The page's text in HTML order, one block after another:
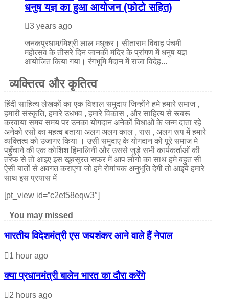
धनुष यज्ञ का हुआ आयोजन (फोटो सहित)
3 years ago
जनकपुरधाम/मिश्री लाल मधुकर। सीताराम विवाह पंचमी
महोत्सव के तीसरे दिन जानकी मंदिर के प्रांगण में धनुष यज्ञ
आयोजित किया गया। रंगभूमि मैदान में राजा विदेह...
व्यक्तित्व और कृतित्व
हिंदी साहित्य लेखकों का एक विशाल समुदाय जिन्होंने हमे हमारे समाज ,
हमारी संस्कृति, हमारे उधभव , हमारे विकास , और साहित्य से रूबरू
करवाया समय समय पर उनका योगदान अनेकों विधाओं के जन्म दाता रहे
अनेको रसों का महत्व बताया अलग अलग काल , रास , अलग रूप में हमारे
व्यक्तित्व को उजागर किया । उसी समुदाए के योगदान को पूरे समाज मे
पहुँचाने की एक कोशिश हिमालिनी और उससे जुड़े सभी कार्यकर्ताओं की
तरफ से तो आइए इस खूबसूरत सफ़र में आप लोगो का साथ हमे बहुत सी
ऐसी बातों से अवगत कराएगा जो हमे रोमांचक अनुभूति देगी तो आइये हमारे
साथ इस प्रयास में
[pt_view id=”c2ef58eqw3″]
You may missed
भारतीय विदेशमंत्री एस जयशंकर आने वाले हैं नेपाल
1 hour ago
क्या प्रधानमंत्री बालेन भारत का दौरा करेंगे
2 hours ago